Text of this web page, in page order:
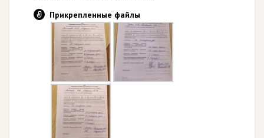
Прикрепленные файлы